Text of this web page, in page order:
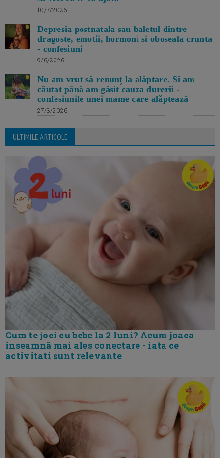
10/7/2026
Depresia postnatala sau baletul dintre
dragoste, emotii, hormoni si oboseala crunta
- confesiuni
9/6/2026
Nu am vrut să renunț la alăptare. Si am
căutat până am găsit cauza durerii -
confesiunile unei mame care alăptează
27/3/2026
ULTIMILE ARTICOLE
Cum te joci cu bebe la 2 luni? Acum joaca
inseamnă mai ales conectare - iata ce
activitati sunt relevante